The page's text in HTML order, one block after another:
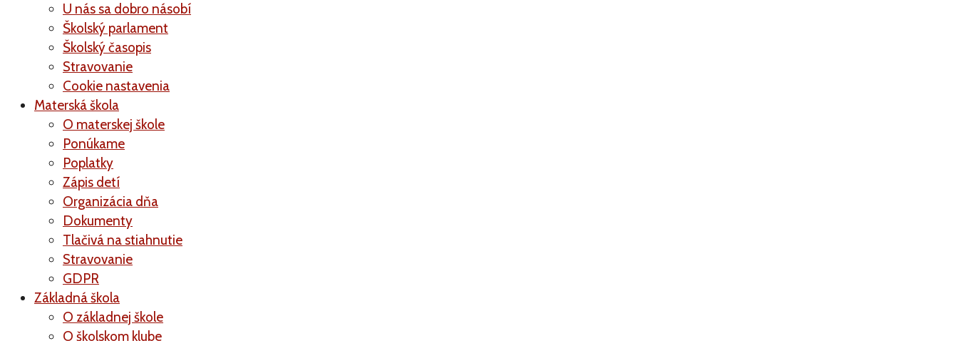
U nás sa dobro násobí
Školský parlament
Školský časopis
Stravovanie
Cookie nastavenia
Materská škola
O materskej škole
Ponúkame
Poplatky
Zápis detí
Organizácia dňa
Dokumenty
Tlačivá na stiahnutie
Stravovanie
GDPR
Základná škola
O základnej škole
O školskom klube